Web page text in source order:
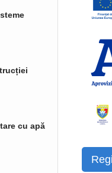
cu apă